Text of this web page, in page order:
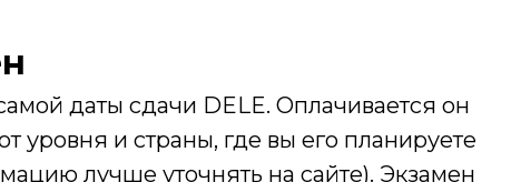
даты сдачи DELE. Оплачивается он
уровня и страны, где вы его планируете
лучше уточнять на сайте). Экзамен